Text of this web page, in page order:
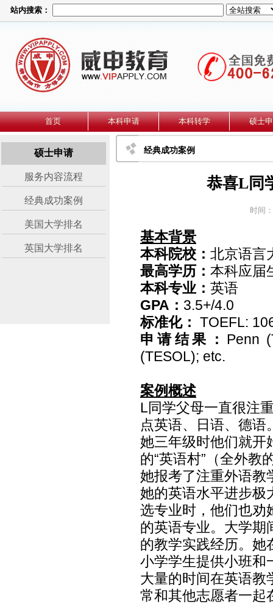
站内搜索：
首页 本科申请 本科转学 硕士
硕士申请
服务内容流程
经典成功案例
美国大学排名
英国大学排名
经典成功案例
恭喜L同
时间
基本背景
本科院校： 北京语言
最高学历： 本科应届
本科专业： 英语
GPA ： 3.5+/4.0
标准化： TOEFL:
申请结果： Penn
(TESOL); etc.
案例概述
L同学父母一直很注
点英语、日语、德语
她三年级时他们就开
的“英语村”（全外教
她报考了注重外语教
她的英语水平进步极
选专业时，他们也劝
的英语专业。大学期
的教学实践经历。她
小学学生提供小班和
大量的时间在英语教
常和其他志愿者一起